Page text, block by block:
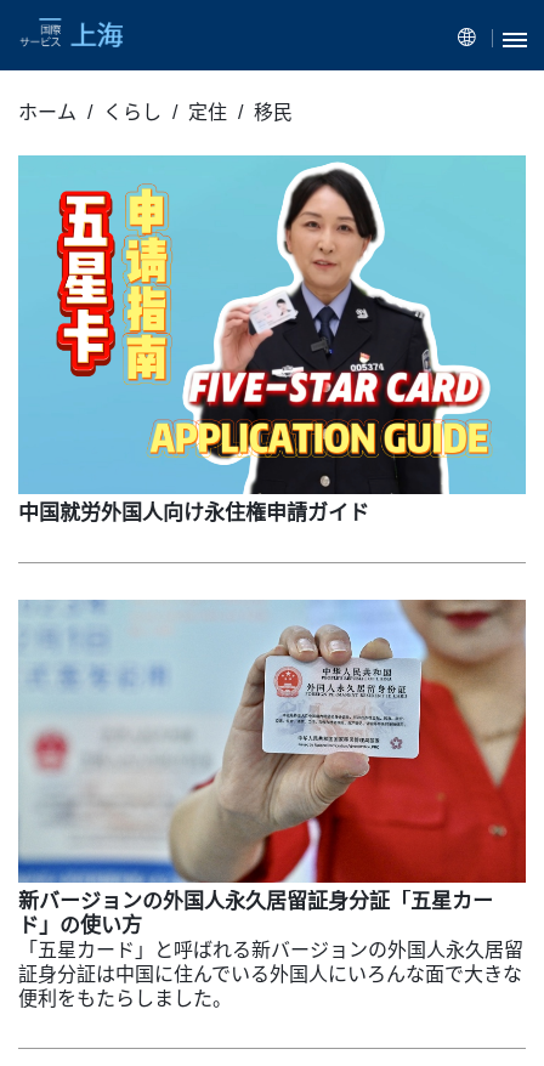
ホーム くらし 定住 移民
中国就労外国人向け永住権申請ガイド
新バージョンの外国人永久居留証身分証「五星カー
ド」の使い方
「五星カード」と呼ばれる新バージョンの外国人永久居留
証身分証は中国に住んでいる外国人にいろんな面で大きな
便利をもたらしました。